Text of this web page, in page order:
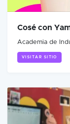
Cosé con
Academia de
VISITAR SITIO